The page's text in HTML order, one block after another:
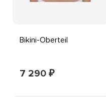
Bikini-Oberteil
7 290 ₽